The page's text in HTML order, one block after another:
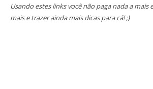
Usando estes links você não paga nada a mais
mais e trazer ainda mais dicas para cá! ;)